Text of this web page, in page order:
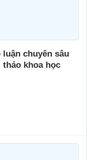
chuyên sâu
khoa học